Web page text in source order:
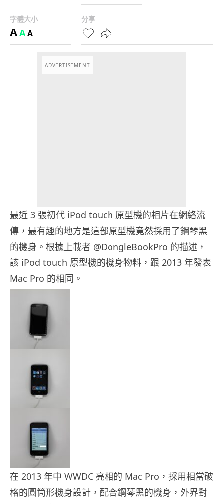
字體大小
AAA
分享
ADVERTISEMENT
最近 3 張初代 iPod touch 原型機的相片在網絡流
傳，最有趣的地方是這部原型機竟然採用了鋼琴黑
的機身。根據上載者 @DongleBookPro 的描述，
該 iPod touch 原型機的機身物料，跟 2013 年發表
Mac Pro 的相同。
在 2013 年中 WWDC 亮相的 Mac Pro，採用相當破
格的圓筒形機身設計，配合鋼琴黑的機身，外界對